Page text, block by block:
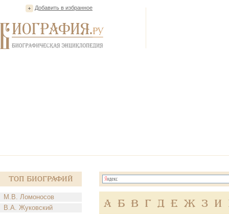
Добавить в избранное
Топ Биографий
М.В. Ломоносов
В.А. Жуковский
А Б В Г Д Е Ж З И